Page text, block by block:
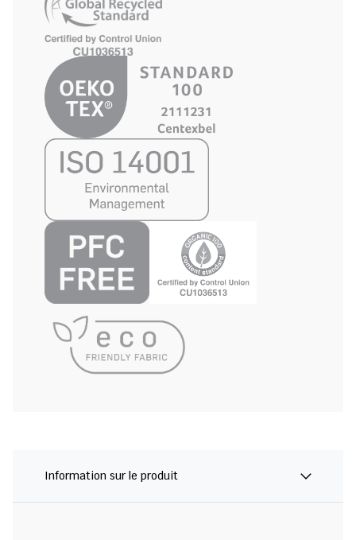
Information sur le produit